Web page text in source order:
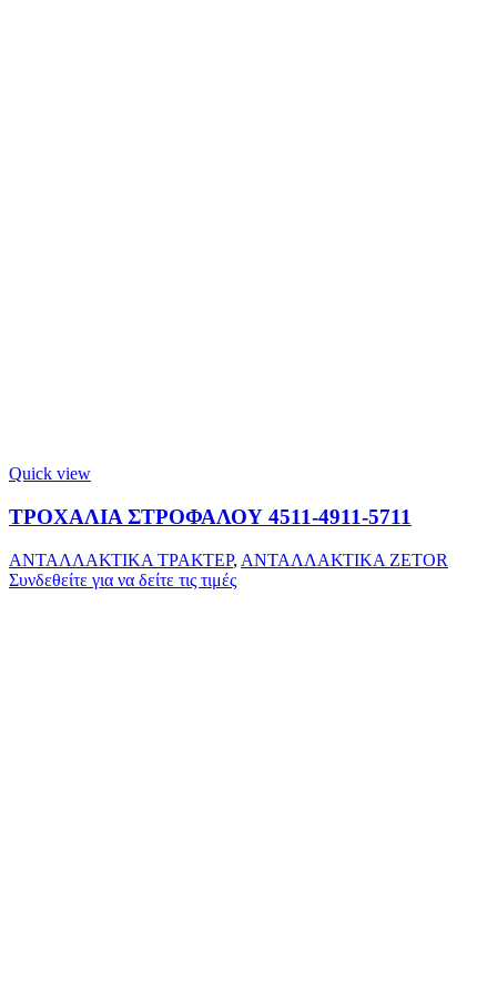
Quick view
ΤΡΟΧΑΛΙΑ ΣΤΡΟΦΑΛΟΥ 4511-4911-5711
ΑΝΤΑΛΛΑΚΤΙΚΑ ΤΡΑΚΤΕΡ, ΑΝΤΑΛΛΑΚΤΙΚΑ ZETOR
Συνδεθείτε για να δείτε τις τιμές